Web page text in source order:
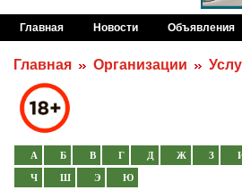
Главная Новости Объявления
Главная Организации
А Б В Г Д Ж З
Ч Ш Э Ю